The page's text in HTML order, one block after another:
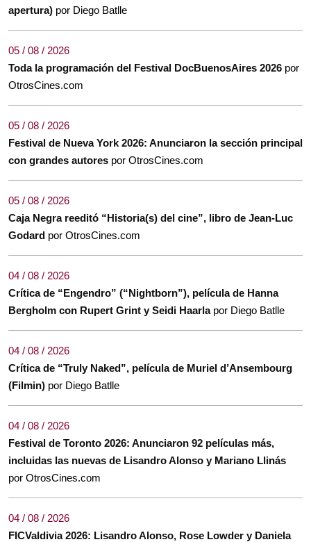
apertura) por Diego Batlle
05 / 08 / 2026
Toda la programación del Festival DocBuenosAires 2026 por
OtrosCines.com
05 / 08 / 2026
Festival de Nueva York 2026: Anunciaron la sección principal
con grandes autores por OtrosCines.com
05 / 08 / 2026
Caja Negra reeditó “Historia(s) del cine”, libro de Jean-Luc
Godard por OtrosCines.com
04 / 08 / 2026
Crítica de “Engendro” (“Nightborn”), película de Hanna
Bergholm con Rupert Grint y Seidi Haarla por Diego Batlle
04 / 08 / 2026
Crítica de “Truly Naked”, película de Muriel d’Ansembourg
(Filmin) por Diego Batlle
04 / 08 / 2026
Festival de Toronto 2026: Anunciaron 92 películas más,
incluidas las nuevas de Lisandro Alonso y Mariano Llinás
por OtrosCines.com
04 / 08 / 2026
FICValdivia 2026: Lisandro Alonso, Rose Lowder y Daniela